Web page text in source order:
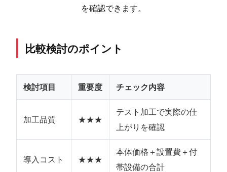
を確認できます。
比較検討のポイント
検討項目 重要度 チェック内容
加工品質 ★★★
テスト加工で実際の仕
上がりを確認
導入コスト ★★★
本体価格＋設置費＋付
帯設備の合計